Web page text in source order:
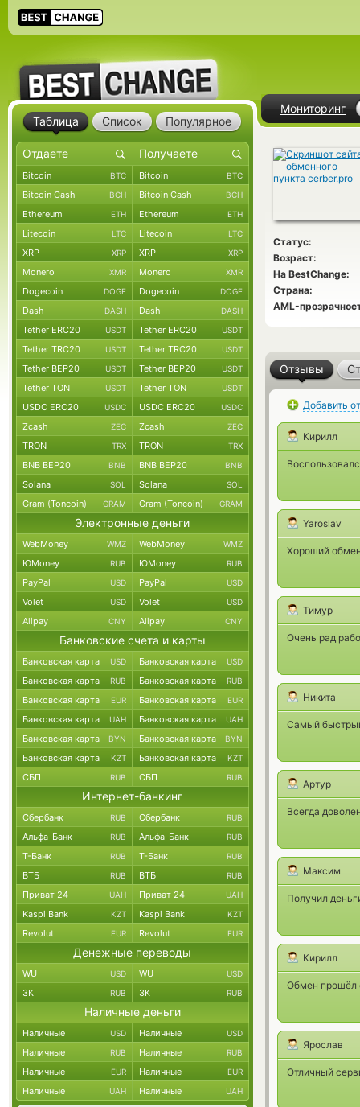
Мониторинг
Статус:
Возраст:
На BestChange:
Страна:
AML-
Отзывы
Добавить
Кирилл
Yaroslav
Хороший
Тимур
Очень рад
Никита
Самый
Артур
Всегда
Максим
Получил
Кирилл
Обмен прошёл
Ярослав
Отличный
Таблица Список Популярное
Bitcoin BTC Bitcoin BTC
Bitcoin Cash BCH Bitcoin Cash BCH
Ethereum ETH Ethereum ETH
Litecoin LTC Litecoin LTC
XRP XRP XRP XRP
Monero XMR Monero XMR
Dogecoin DOGE Dogecoin DOGE
Dash DASH Dash DASH
Tether ERC20 USDT Tether ERC20 USDT
Tether TRC20 USDT Tether TRC20 USDT
Tether BEP20 USDT Tether BEP20 USDT
Tether TON USDT Tether TON USDT
USDC ERC20 USDC USDC ERC20 USDC
Zcash ZEC Zcash ZEC
TRON TRX TRON TRX
BNB BEP20 BNB BNB BEP20 BNB
Solana SOL Solana SOL
Gram (Toncoin) GRAM Gram (Toncoin) GRAM
Электронные деньги
WebMoney WMZ WebMoney WMZ
ЮMoney RUB ЮMoney RUB
PayPal USD PayPal USD
Volet USD Volet USD
Alipay CNY Alipay CNY
Банковские счета и карты
Банковская карта USD Банковская карта USD
Банковская карта RUB Банковская карта RUB
Банковская карта EUR Банковская карта EUR
Банковская карта UAH Банковская карта UAH
Банковская карта BYN Банковская карта BYN
Банковская карта KZT Банковская карта KZT
СБП RUB СБП RUB
Интернет-банкинг
Сбербанк RUB Сбербанк RUB
Альфа-Банк RUB Альфа-Банк RUB
Т-Банк RUB Т-Банк RUB
ВТБ RUB ВТБ RUB
Приват 24 UAH Приват 24 UAH
Kaspi Bank KZT Kaspi Bank KZT
Revolut EUR Revolut EUR
Денежные переводы
WU USD WU USD
ЗК RUB ЗК RUB
Наличные деньги
Наличные USD Наличные USD
Наличные RUB Наличные RUB
Наличные EUR Наличные EUR
Наличные UAH Наличные UAH